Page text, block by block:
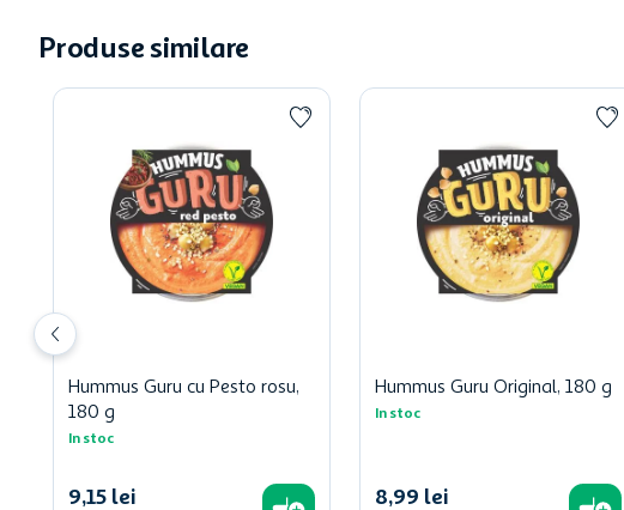
Produse similare
Hummus Guru cu Pesto rosu,
180 g
In stoc
9,15 lei
Hummus Guru Original, 180 g
In stoc
8,99 lei